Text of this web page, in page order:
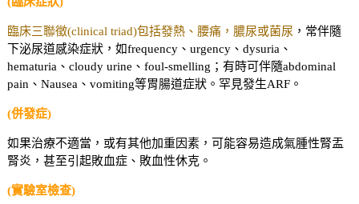
臨床三聯徵(clinical triad)包括發熱、腰痛，膿尿或菌尿 ，常伴隨
下泌尿道感染症狀，如frequency、urgency、dysuria、
hematuria、cloudy urine、foul-smelling；有時可伴隨abdominal
pain、Nausea、vomiting等胃腸道症狀。罕見發生ARF。
(併發症)
如果治療不適當，或有其他加重因素，可能容易造成氣腫性腎盂
腎炎，甚至引起敗血症、敗血性休克。
(實驗室檢查)